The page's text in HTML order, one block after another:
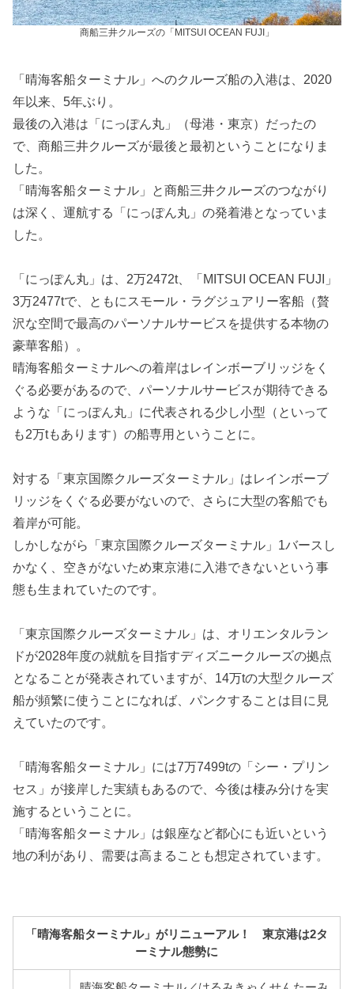
商船三井クルーズの「MITSUI OCEAN FUJI」
「晴海客船ターミナル」へのクルーズ船の入港は、2020
年以来、5年ぶり。
最後の入港は「にっぽん丸」（母港・東京）だったの
で、商船三井クルーズが最後と最初ということになりま
した。
「晴海客船ターミナル」と商船三井クルーズのつながり
は深く、運航する「にっぽん丸」の発着港となっていま
した。
「にっぽん丸」は、2万2472t、「MITSUI OCEAN FUJI」
3万2477tで、ともにスモール・ラグジュアリー客船（贅
沢な空間で最高のパーソナルサービスを提供する本物の
豪華客船）。
晴海客船ターミナルへの着岸はレインボーブリッジをく
ぐる必要があるので、パーソナルサービスが期待できる
ような「にっぽん丸」に代表される少し小型（といって
も2万tもあります）の船専用ということに。
対する「東京国際クルーズターミナル」はレインボーブ
リッジをくぐる必要がないので、さらに大型の客船でも
着岸が可能。
しかしながら「東京国際クルーズターミナル」1バースし
かなく、空きがないため東京港に入港できないという事
態も生まれていたのです。
「東京国際クルーズターミナル」は、オリエンタルラン
ドが2028年度の就航を目指すディズニークルーズの拠点
となることが発表されていますが、14万tの大型クルーズ
船が頻繁に使うことになれば、パンクすることは目に見
えていたのです。
「晴海客船ターミナル」には7万7499tの「シー・プリン
セス」が接岸した実績もあるので、今後は棲み分けを実
施するということに。
「晴海客船ターミナル」は銀座など都心にも近いという
地の利があり、需要は高まることも想定されています。
「晴海客船ターミナル」がリニューアル！ 東京港は2タ
ーミナル態勢に